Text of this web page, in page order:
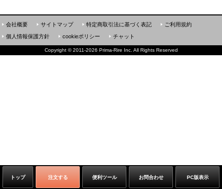
トップ 注文する 便利ツール お問合わせ PC版表示
会社概要 サイトマップ 特定商取引法に基づく表記
ご利用規約
個人情報保護方針
cookieポリシー チャット
Copyright ©2011-2026 Prima-Rire Inc. All Rights Reserved